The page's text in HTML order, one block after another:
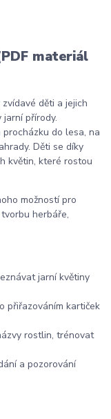
materiál
děti a jejich
přírody.
do lesa, na
Děti se díky
květin, které rostou
možností pro
herbáře,
jarní květiny
přiřazováním kartiček
rostlin, trénovat
a pozorování